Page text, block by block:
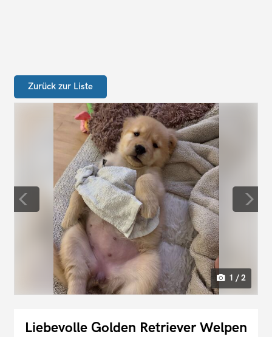
Zurück zur Liste
1 / 2
Liebevolle Golden Retriever Welpen